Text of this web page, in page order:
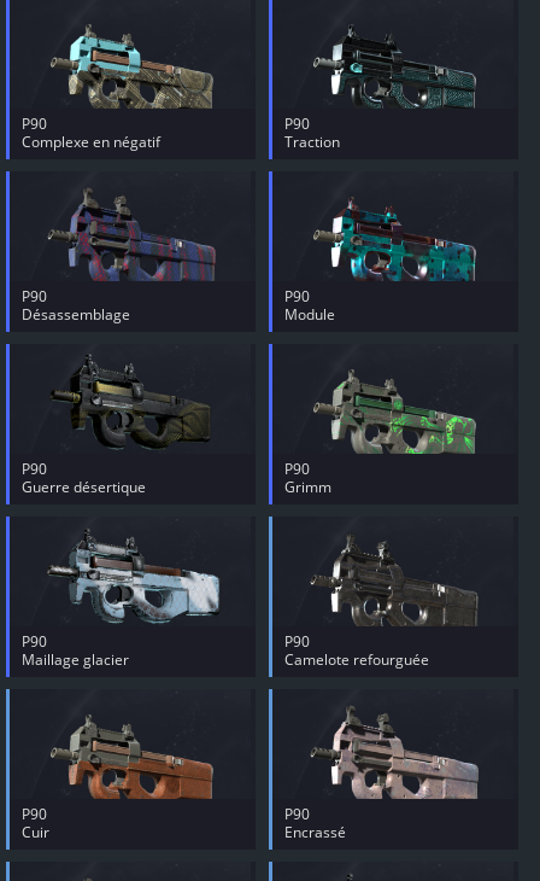
P90
Complexe en négatif
P90
Traction
P90
Désassemblage
P90
Module
P90
Guerre désertique
P90
Grimm
P90
Maillage glacier
P90
Camelote refourguée
P90
Cuir
P90
Encrassé